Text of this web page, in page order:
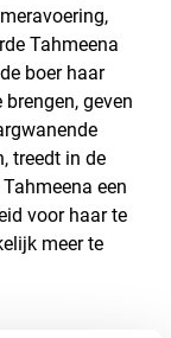
Tahmeena
boer haar
geven
treedt in de
een
voor haar te
meer te